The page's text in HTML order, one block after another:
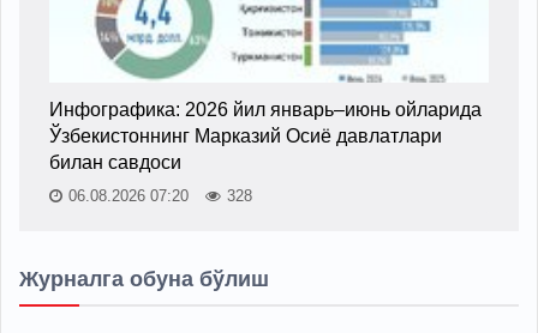
Инфографика: 2026 йил январь–июнь ойларида
Ўзбекистоннинг Марказий Осиё давлатлари
билан савдоси
06.08.2026 07:20 328
Журналга обуна бўлиш